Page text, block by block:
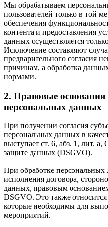
Мы обрабатываем
пользователей только в той
обеспечения
контента и предоставления
данных осуществляется
Исключение составляют
предварительного согласия
причинам, а обработка
нормами.
2. Правовые основания
персональных данных
При получении согласия
персональных данных в
выступает ст. 6, абз. 1, лит.
защите данных (DSGVO).
При обработке
исполнения договора,
данных, правовым
DSGVO. Это также
которые необходимы для
мероприятий.